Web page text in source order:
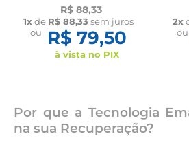
Mastectomia
Compressão New Form
R$ 88,33
1xde R$ 88,33 sem juros
ou
R$ 79,50
à vista no PIX
2x
ou
Por que a Tecnologia
na sua Recuperação?